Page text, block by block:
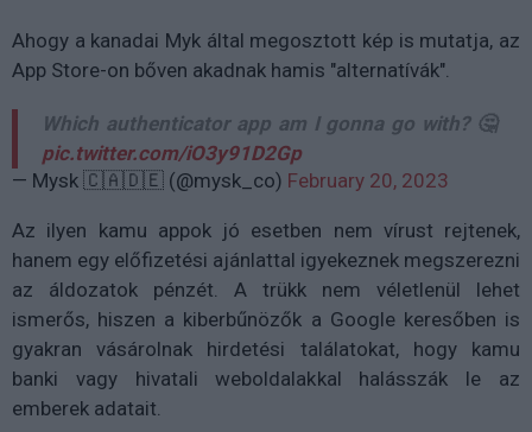
Ahogy a kanadai Myk által megosztott kép is mutatja, az
App Store-on bőven akadnak hamis "alternatívák".
Which authenticator app am I gonna go with? 🤔
pic.twitter.com/iO3y91D2Gp
— Mysk 🇨🇦🇩🇪 (@mysk_co) February 20, 2023
Az ilyen kamu appok jó esetben nem vírust rejtenek,
hanem egy előfizetési ajánlattal igyekeznek megszerezni
az áldozatok pénzét. A trükk nem véletlenül lehet
ismerős, hiszen a kiberbűnözők a Google keresőben is
gyakran vásárolnak hirdetési találatokat, hogy kamu
banki vagy hivatali weboldalakkal halásszák le az
emberek adatait.